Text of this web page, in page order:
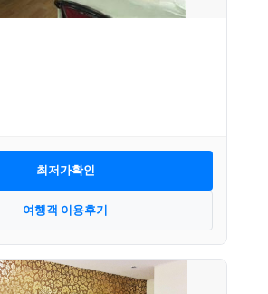
최저가확인
여행객 이용후기